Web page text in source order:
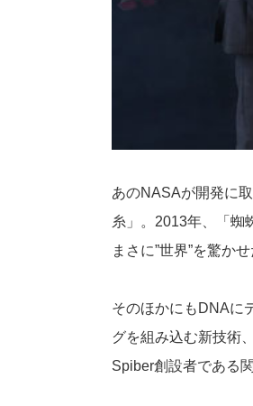
あのNASAが開発に
糸」。2013年、「蜘
まさに”世界”を驚か
そのほかにもDNAに
グを組み込む新技術
Spiber創設者である